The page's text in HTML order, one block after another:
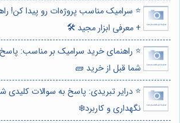
⭐️ سرامیک مناسب پروژه‌ات رو پیدا کن!
+ معرفی ابزار مجید 🛠️
⭐️ راهنمای خرید سرامیک بر مناسب:
شما قبل از خرید 🧱
⭐️ درایر تبریدی: پاسخ به سوالات کلیدی
نگهداری و کاربرد❄️